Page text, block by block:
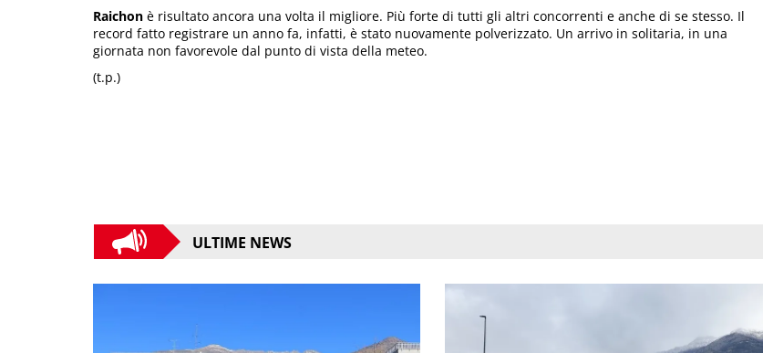
Raichon è risultato ancora una volta il migliore. Più forte di tutti gli altri concorrenti e anche di se stesso. Il
record fatto registrare un anno fa, infatti, è stato nuovamente polverizzato. Un arrivo in solitaria, in una
giornata non favorevole dal punto di vista della meteo.
(t.p.)
ULTIME NEWS